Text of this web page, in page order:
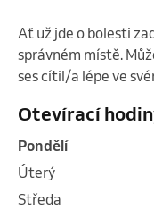
Ať už jde o bolesti
správném místě.
ses cítil/a lépe ve
Otevírací
pondělí
úterý
středa